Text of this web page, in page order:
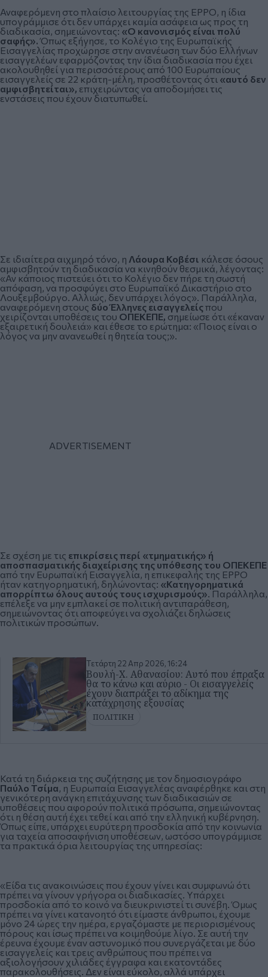
Αναφερόμενη στο πλαίσιο λειτουργίας της EPPO, η ίδια
υπογράμμισε ότι δεν υπάρχει καμία ασάφεια ως προς τη
διαδικασία, σημειώνοντας: «Ο κανονισμός είναι πολύ
σαφής».Όπως εξήγησε, το Κολέγιο της Ευρωπαϊκής
Εισαγγελίας προχώρησε στην ανανέωση των δύο Ελλήνων
εισαγγελέων εφαρμόζοντας την ίδια διαδικασία που έχει
ακολουθηθεί για περισσότερους από 100 Ευρωπαίους
εισαγγελείς σε 22 κράτη-μέλη, προσθέτοντας ότι «αυτό δεν
αμφισβητείται», επιχειρώντας να αποδομήσει τις
ενστάσεις που έχουν διατυπωθεί.
Σε ιδιαίτερα αιχμηρό τόνο, η Λάουρα Κοβέσι κάλεσε όσους
αμφισβητούν τη διαδικασία να κινηθούν θεσμικά, λέγοντας:
«Αν κάποιος πιστεύει ότι το Κολέγιο δεν πήρε τη σωστή
απόφαση, να προσφύγει στο Ευρωπαϊκό Δικαστήριο στο
Λουξεμβούργο. Αλλιώς, δεν υπάρχει λόγος». Παράλληλα,
αναφερόμενη στους δύο Έλληνες εισαγγελείςπου
χειρίζονται υποθέσεις του ΟΠΕΚΕΠΕ, σημείωσε ότι «έκαναν
εξαιρετική δουλειά» και έθεσε το ερώτημα: «Ποιος είναι ο
λόγος να μην ανανεωθεί η θητεία τους;».
Σε σχέση με τις επικρίσεις περί «τμηματικής» ή
αποσπασματικής διαχείρισης της υπόθεσης του ΟΠΕΚΕΠΕ
από την Ευρωπαϊκή Εισαγγελία, η επικεφαλής της EPPO
ήταν κατηγορηματική, δηλώνοντας: «Κατηγορηματικά
απορρίπτω όλους αυτούς τους ισχυρισμούς». Παράλληλα,
επέλεξε να μην εμπλακεί σε πολιτική αντιπαράθεση,
σημειώνοντας ότι αποφεύγει να σχολιάζει δηλώσεις
πολιτικών προσώπων.
Τετάρτη 22 Απρ 2026, 16:24
Βουλή-Χ. Αθανασίου: Αυτό που έπραξα
θα το κάνω και αύριο - Οι εισαγγελείς
έχουν διαπράξει το αδίκημα της
κατάχρησης εξουσίας
ΠΟΛΙΤΙΚΗ
Κατά τη διάρκεια της συζήτησης με τον δημοσιογράφο
Παύλο Τσίμα , η Ευρωπαία Εισαγγελέας αναφέρθηκε και στη
γενικότερη ανάγκη επιτάχυνσης των διαδικασιών σε
υποθέσεις που αφορούν πολιτικά πρόσωπα, σημειώνοντας
ότι η θέση αυτή έχει τεθεί και από την ελληνική κυβέρνηση.
Όπως είπε, υπάρχει ευρύτερη προσδοκία από την κοινωνία
για ταχεία αποσαφήνιση υποθέσεων, ωστόσο υπογράμμισε
τα πρακτικά όρια λειτουργίας της υπηρεσίας:
«Είδα τις ανακοινώσεις που έχουν γίνει και συμφωνώ ότι
πρέπει να γίνουν γρήγορα οι διαδικασίες. Υπάρχει
προσδοκία από το κοινό να διευκρινιστεί τι συνέβη. Όμως
πρέπει να γίνει κατανοητό ότι είμαστε άνθρωποι, έχουμε
μόνο 24 ώρες την ημέρα, εργαζόμαστε με περιορισμένους
πόρους και ίσως πρέπει να κοιμηθούμε λίγο. Σε αυτή την
έρευνα έχουμε έναν αστυνομικό που συνεργάζεται με δύο
εισαγγελείς και τρεις ανθρώπους που πρέπει να
αξιολογήσουν χιλιάδες έγγραφα και εκατοντάδες
παρακολουθήσεις. Δεν είναι εύκολο, αλλά υπάρχει